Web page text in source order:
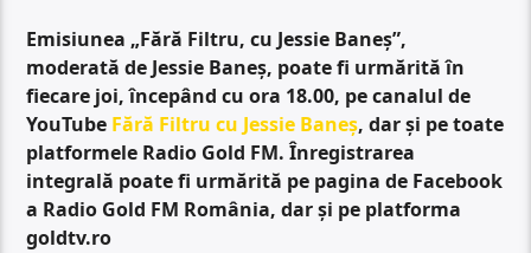
Emisiunea „Fără Filtru, cu Jessie Baneș”,
moderată de Jessie Baneș, poate fi urmărită în
fiecare joi, începând cu ora 18.00, pe canalul de
YouTube Fără Filtru cu Jessie Baneș, dar și pe toate
platformele Radio Gold FM. Înregistrarea
integrală poate fi urmărită pe pagina de Facebook
a Radio Gold FM România, dar și pe platforma
goldtv.ro